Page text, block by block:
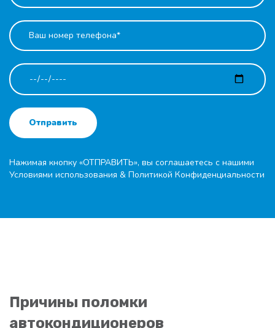
Отправить
Нажимая кнопку «ОТПРАВИТЬ», вы соглашаетесь с нашими
Условиями использования & Политикой Конфиденциальности
Причины поломки
автокондиционеров